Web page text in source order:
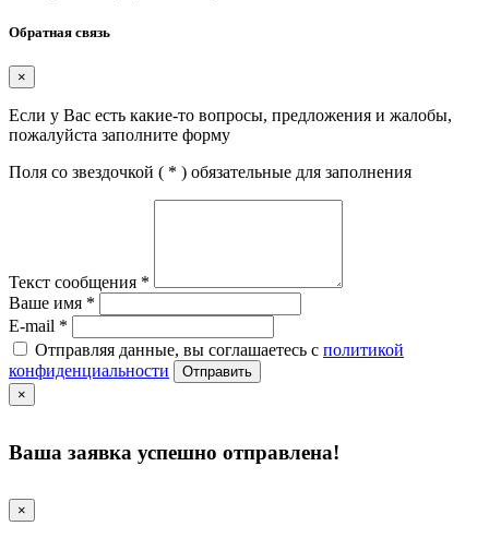
Обратная связь
×
Если у Вас есть какие-то вопросы, предложения и жалобы,
пожалуйста заполните форму
Поля со звездочкой ( * ) обязательные для заполнения
Текст сообщения *
Ваше имя *
E-mail *
Отправляя данные, вы соглашаетесь с политикой
конфиденциальности
Отправить
×
Ваша заявка успешно отправлена!
×